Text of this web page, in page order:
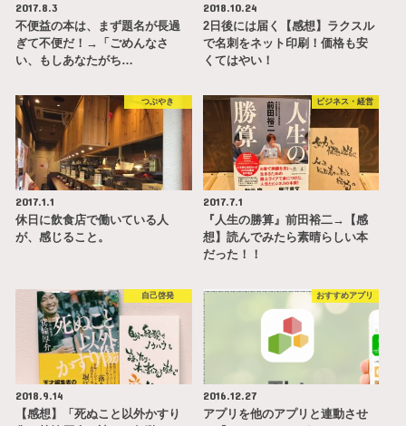
2017.8.3
不便益の本は、まず題名が長過
ぎて不便だ！→「ごめんなさ
い、もしあなたがち…
2018.10.24
2日後には届く【感想】ラクスル
で名刺をネット印刷！価格も安
くてはやい！
つぶやき
2017.1.1
休日に飲食店で働いている人
が、感じること。
ビジネス・経営
2017.7.1
『人生の勝算』前田裕二→【感
想】読んでみたら素晴らしい本
だった！！
自己啓発
2018.9.14
【感想】「死ぬこと以外かすり
おすすめアプリ
2016.12.27
アプリを他のアプリと連動させ